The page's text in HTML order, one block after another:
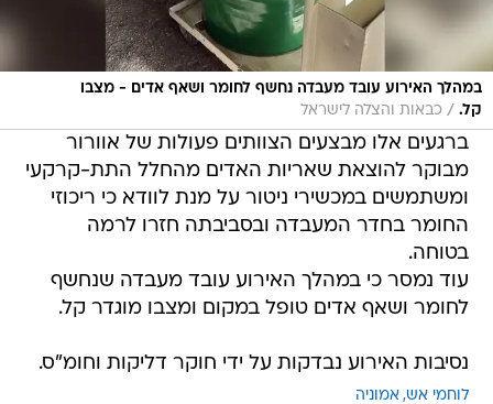
במהלך האירוע עובד מעבדה נחשף לחומר ושאף אדים - מצבו
קל. / כבאות והצלה לישראל
ברגעים אלו מבצעים הצוותים פעולות של אוורור
מבוקר להוצאת שאריות האדים מהחלל התת-קרקעי
ומשתמשים במכשירי ניטור על מנת לוודא כי ריכוזי
החומר בחדר המעבדה ובסביבתה חזרו לרמה
בטוחה.
עוד נמסר כי במהלך האירוע עובד מעבדה שנחשף
לחומר ושאף אדים טופל במקום ומצבו מוגדר קל.
נסיבות האירוע נבדקות על ידי חוקר דליקות וחומ"ס.
לוחמי אש אמוניה